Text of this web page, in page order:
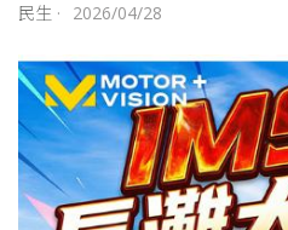
民生 · 2026/04/28